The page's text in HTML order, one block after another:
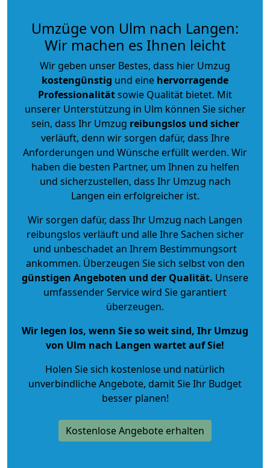
Umzüge von Ulm nach Langen:
Wir machen es Ihnen leicht
Wir geben unser Bestes, dass hier Umzug
kostengünstig und eine hervorragende
Professionalitätsowie Qualität bietet. Mit
unserer Unterstützung in Ulm können Sie sicher
sein, dass Ihr Umzug reibungslos und sicher
verläuft, denn wir sorgen dafür, dass Ihre
Anforderungen und Wünsche erfüllt werden. Wir
haben die besten Partner, um Ihnen zu helfen
und sicherzustellen, dass Ihr Umzug nach
Langen ein erfolgreicher ist.
Wir sorgen dafür, dass Ihr Umzug nach Langen
reibungslos verläuft und alle Ihre Sachen sicher
und unbeschadet an Ihrem Bestimmungsort
ankommen. Überzeugen Sie sich selbst von den
günstigen Angeboten und der Qualität. Unsere
umfassender Service wird Sie garantiert
überzeugen.
Wir legen los, wenn Sie so weit sind, Ihr Umzug
von Ulm nach Langen wartet auf Sie!
Holen Sie sich kostenlose und natürlich
unverbindliche Angebote, damit Sie Ihr Budget
besser planen!
Kostenlose Angebote erhalten